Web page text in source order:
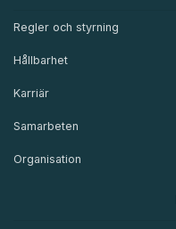
Regler och styrning
Hållbarhet
Karriär
Samarbeten
Organisation